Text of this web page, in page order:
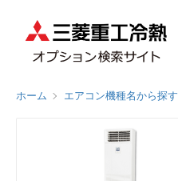
ホーム エアコン機種名から探す